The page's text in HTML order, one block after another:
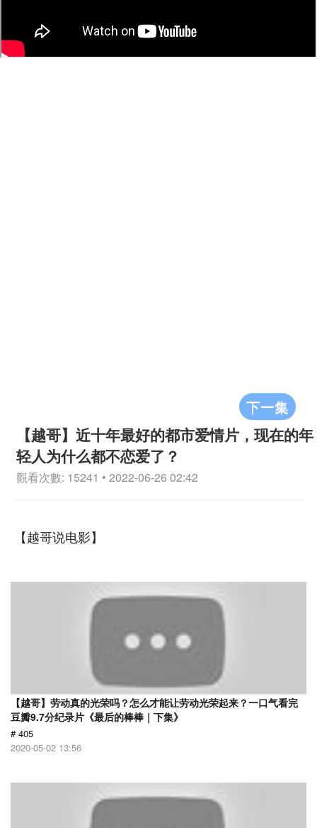
下一集
【越哥】近十年最好的都市爱情片，现在的年
轻人为什么都不恋爱了？
觀看次數: 15241 • 2022-06-26 02:42
【越哥说电影】
【越哥】劳动真的光荣吗？怎么才能让劳动光荣起来？一口气看完
豆瓣9.7分纪录片《最后的棒棒｜下集》
# 405
2020-05-02 13:56